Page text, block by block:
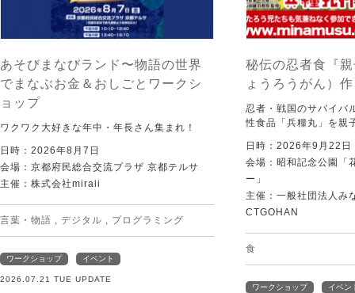
あそびまなびランド〜物語の世界
でまなぶお金＆おしごとワークシ
ョップ
ワクワク大好きな年中・年長さん集まれ！
日時：2026年8月7日
会場：京都府民総合交流プラザ 京都テルサ
主催：株式会社miraii
言葉・物語 , デジタル , プログラミング
ワークショップ イベント
2026.07.21 TUE UPDATE
秘伝の忍者食『
ょうろうがん）
忍者・戦国のサバイバ
性食品「兵糧丸」を親
日時：2026年9月22日
会場：昭和記念公園「
ー」
主催：一般社団法人み
CTGOHAN
食
ワークショップ イベン